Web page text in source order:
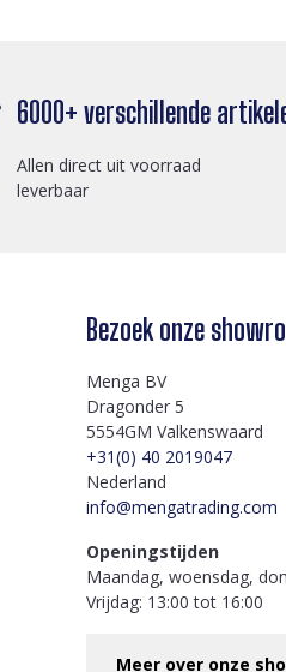
6000+ verschillende
Allen direct uit voorraad
leverbaar
Bezoek onze
Menga BV
Dragonder 5
5554GM Valkenswaard
+31(0) 40 2019047
Nederland
info@mengatrading.com
Openingstijden
Maandag, woensdag,
Vrijdag: 13:00 tot 16:00
Meer over onze